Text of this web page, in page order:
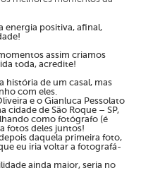
energia positiva, afinal,
assim criamos
toda, acredite!
história de um casal, mas
com eles.
e o Gianluca Pessolato
cidade de São Roque – SP,
como fotógrafo (é
fotos deles juntos!
daquela primeira foto,
eu iria voltar a fotografá-
ainda maior, seria no